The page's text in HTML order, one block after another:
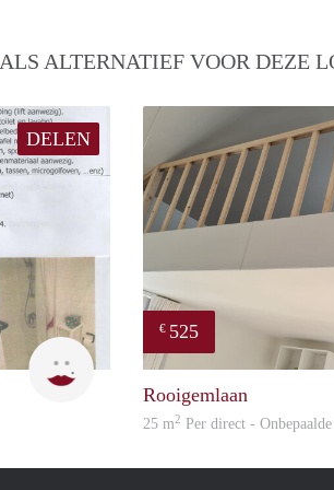
ALS ALTERNATIEF VOOR DEZE
DELEN
€ 525
Rooigemlaan
25 m2 Per direct -